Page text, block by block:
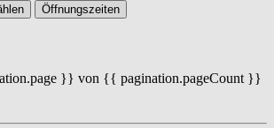
Öffnungszeiten
}} von {{ pagination.pageCount }}